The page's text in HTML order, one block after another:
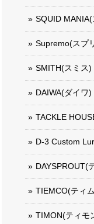
SQUID
Supremo(スプ
SMITH(スミス)
DAIWA(ダイワ)
TACKLE
D-3 Custom
DAYSPROUT(
TIEMCO(ティ
TIMON(ティモ